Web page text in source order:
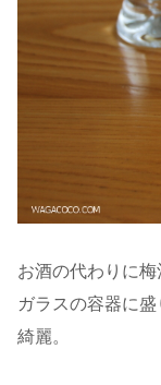
お酒の代わりに梅
ガラスの容器に
綺麗。